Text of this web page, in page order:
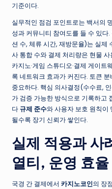
기준이다.
실무적인 점검 포인트로는 백서의
성과 커뮤니티 참여도를 들 수 있다
션 수, 체류 시간, 재방문율)는 실제
사 통합 수와 결제 처리량은 현물
카지노·게임 스튜디오·결제 게이
록 네트워크 효과가 커진다. 토큰
중요하다. 핵심 의사결정(수수료,
가 검증 가능한 방식으로 기록하고
다 규제 준수와 사용자 보호 원칙이
될수록 장기 신뢰가 쌓인다.
실제 적용과 사
열티, 운영 효율
국경 간 결제에서 카지노코인의 장